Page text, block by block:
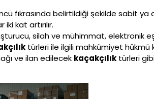
fıkrasında belirtildiği şekilde sabit
kat artırılır.
silah ve mühimmat, elektronik
türleri ile ilgili mahkûmiyet hükmü
ve ilan edilecek kaçakçılık türleri